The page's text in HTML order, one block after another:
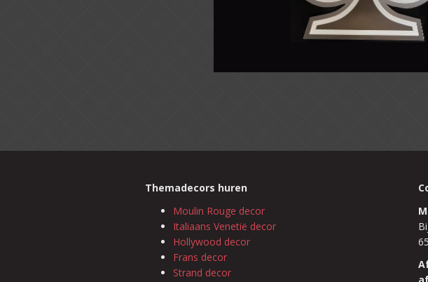
Themadecors huren
Moulin Rouge decor
Italiaans Venetië decor
Hollywood decor
Frans decor
Strand decor